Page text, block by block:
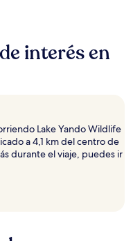
interés en
Lake Yando Wildlife
a 4,1 km del centro de
durante el viaje, puedes ir